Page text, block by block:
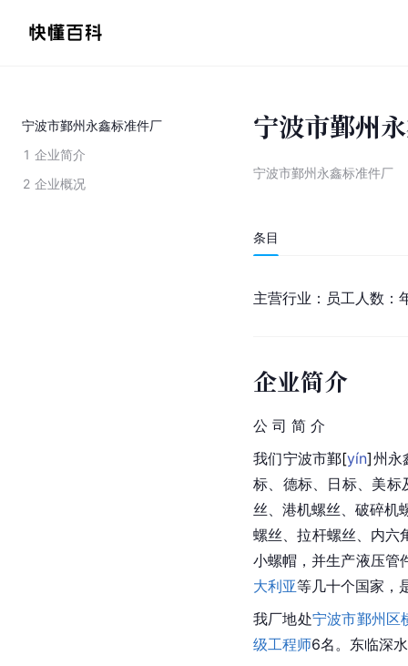
宁波市鄞州永鑫标准件厂
1 企业简介
2 企业概况
宁波市鄞州
宁波市鄞州永鑫标准件厂
条目
主营行业：员工人数：
企业简介
公 司 简 介
我们宁波市鄞[yín]州永
标、德标、日标、 美标
丝、港机螺丝、破碎机
螺丝、拉杆螺丝、内六
小螺帽，并生产液压管
大利亚等几十个国家，
我厂地处宁波市鄞州区
级工程师6名。东临深